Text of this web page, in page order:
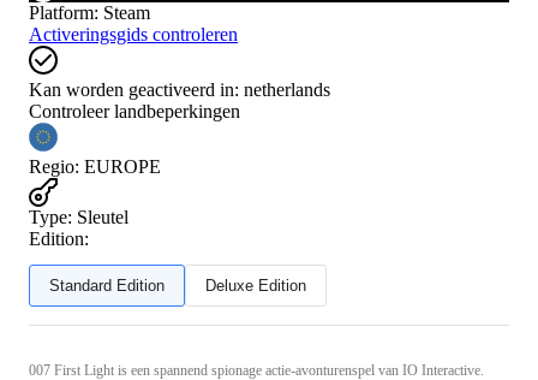
Platform: Steam
Activeringsgids controleren
Kan worden geactiveerd in: netherlands
Controleer landbeperkingen
Regio: EUROPE
Type: Sleutel
Edition:
Standard Edition Deluxe Edition
007 First Light is een spannend spionage actie-avonturenspel van IO Interactive.